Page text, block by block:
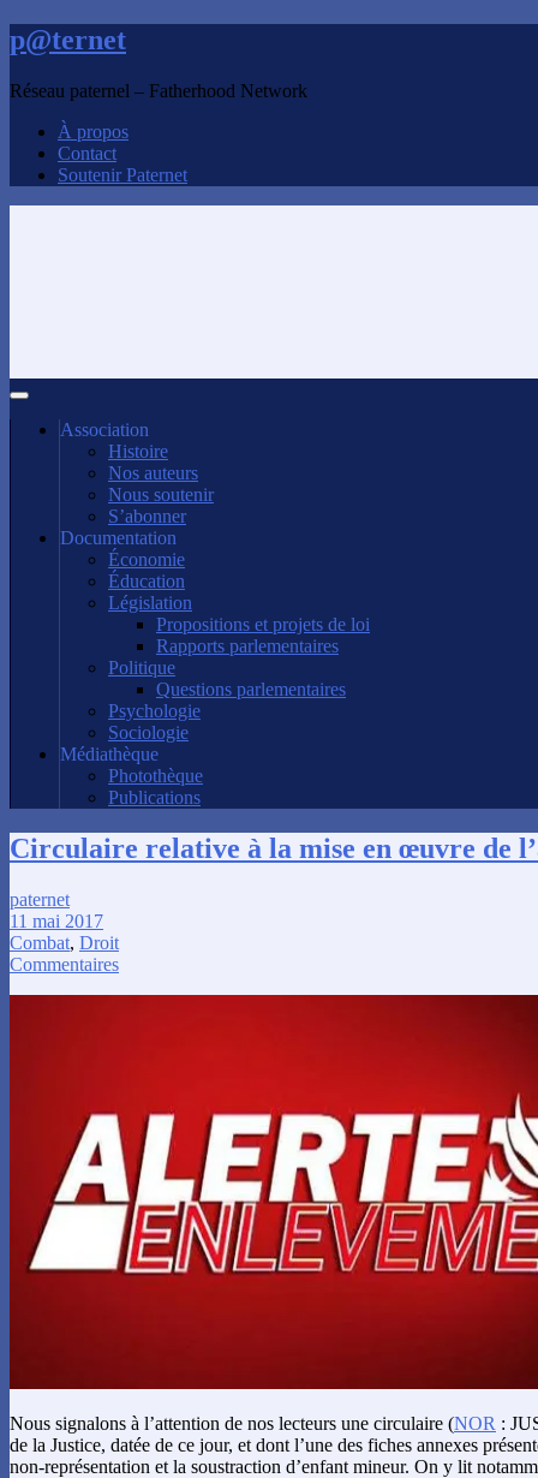
p@ternet
Réseau paternel – Fatherhood Network
À propos
Contact
Soutenir Paternet
Association
Histoire
Nos auteurs
Nous soutenir
S’abonner
Documentation
Économie
Éducation
Législation
Propositions et projets de loi
Rapports parlementaires
Politique
Questions parlementaires
Psychologie
Sociologie
Médiathèque
Photothèque
Publications
Circulaire relative à la mise en œuvre de
paternet
11 mai 2017
Combat, Droit
Commentaires
Nous signalons à l’attention de nos lecteurs une circulaire (NOR :
de la Justice, datée de ce jour, et dont l’une des fiches annexes
non-représentation et la soustraction d’enfant mineur. On y lit